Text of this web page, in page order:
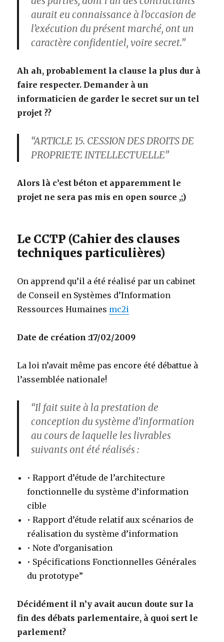
aurait eu connaissance à l’occasion de
l’exécution du présent marché, ont un
caractère confidentiel, voire secret.”
Ah ah, probablement la clause la plus dur à
faire respecter. Demander à un
informaticien de garder le secret sur un tel
projet ??
“ARTICLE 15. CESSION DES DROITS DE
PROPRIETE INTELLECTUELLE”
Alors là c’est béton et apparemment le
projet ne sera pas mis en open source ,;)
Le CCTP (Cahier des clauses
techniques particulières)
On apprend qu’il a été réalisé par un cabinet
de Conseil en Systèmes d’Information
Ressources Humaines mc2i
Date de création :17/02/2009
La loi n’avait même pas encore été débattue à
l’assemblée nationale!
“Il fait suite à la prestation de
conception du système d’information
au cours de laquelle les livrables
suivants ont été réalisés :
• Rapport d’étude de l’architecture
fonctionnelle du système d’information
cible
• Rapport d’étude relatif aux scénarios de
réalisation du système d’information
• Note d’organisation
• Spécifications Fonctionnelles Générales
du prototype”
Décidément il n’y avait aucun doute sur la
fin des débats parlementaire, à quoi sert le
parlement?